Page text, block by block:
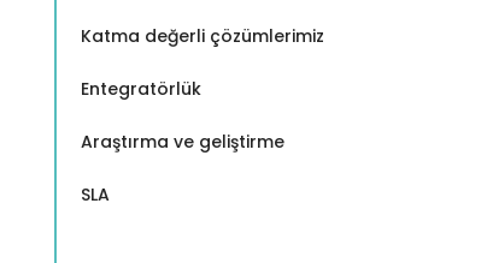
Katma değerli çözümlerimiz
Entegratörlük
Araştırma ve geliştirme
SLA